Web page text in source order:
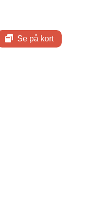
Se på kort